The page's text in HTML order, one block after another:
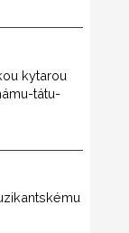
kytarou
tátu-